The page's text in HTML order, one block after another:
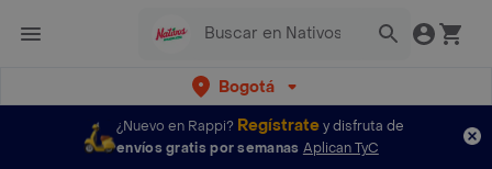
Bogotá
¿Nuevo en Rappi? Regístratey disfruta de
envíos gratis por semanas Aplican TyC